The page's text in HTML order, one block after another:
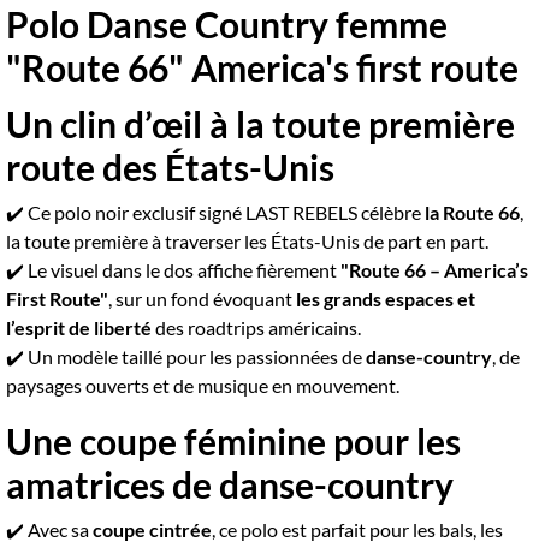
Polo Danse Country femme
"Route 66" America's first route
Un clin d’œil à la toute première
route des États-Unis
✔️ Ce polo noir exclusif signé LAST REBELS célèbre la Route 66,
la toute première à traverser les États-Unis de part en part.
✔️ Le visuel dans le dos affiche fièrement "Route 66 – America’s
First Route", sur un fond évoquant les grands espaces et
l’esprit de liberté des roadtrips américains.
✔️ Un modèle taillé pour les passionnées dedanse-country, de
paysages ouverts et de musique en mouvement.
Une coupe féminine pour les
amatrices de danse-country
✔️ Avec sacoupe cintrée, ce polo est parfait pour les bals, les